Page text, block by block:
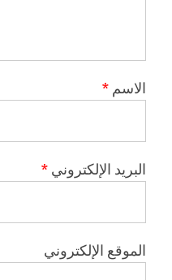
الاسم *
البريد الإلكتروني *
الموقع الإلكتروني